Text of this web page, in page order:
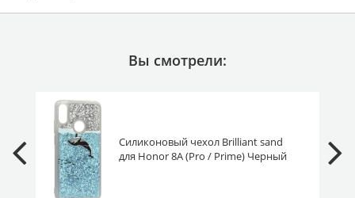
Вы смотрели:
Силиконовый чехол Brilliant sand
для Honor 8A (Pro / Prime) Черный